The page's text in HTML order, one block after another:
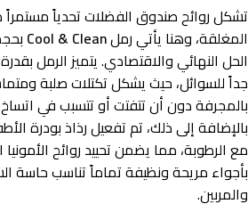
تشكل روائح صندوق الفضلات تحدياً
المغلقة، وهنا يأتي رملCool & Clean
الحل النهائي والاقتصادي. يتميز الرمل
جداً للسوائل، حيث يشكل تكتلات صلبة
بالمجرفة دون أن تتفتت أو تتسبب في
بالإضافة إلى ذلك، تم تفعيل رذاذ بودرة
مع الرطوبة، مما يضمن تحييد روائح
بأجواء مريحة ونظيفة تماماً تناسب حاسة
والمربين.